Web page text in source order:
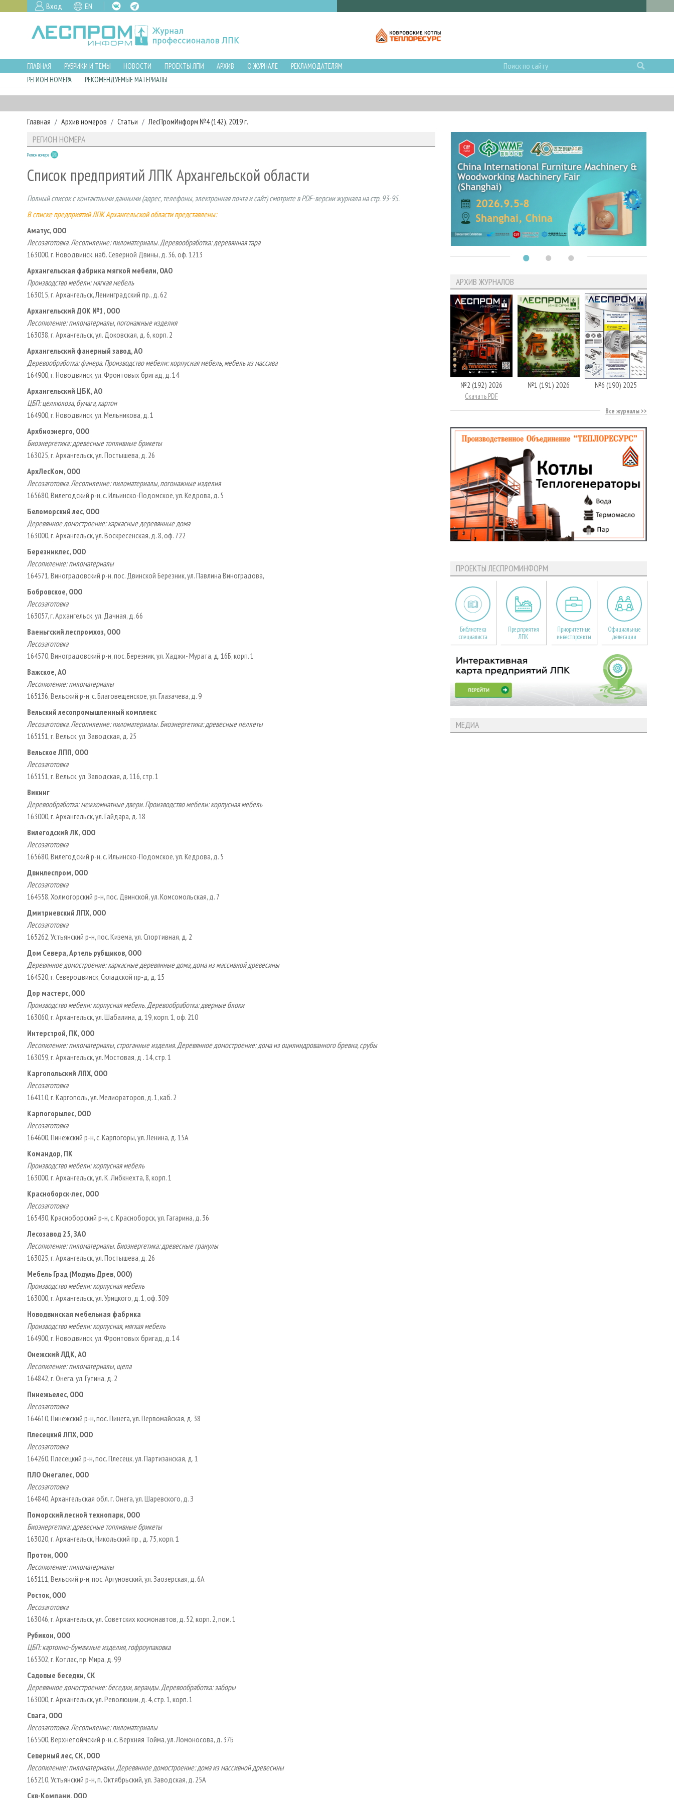
Вход EN
ГЛАВНАЯ РУБРИКИ И ТЕМЫ НОВОСТИ ПРОЕКТЫ ЛПИ АРХИВ О ЖУРНАЛЕ
РЕКЛАМОДАТЕЛЯМ
РЕГИОН НОМЕРА
РЕКОМЕНДУЕМЫЕ МАТЕРИАЛЫ
Главная Архив номеров Статьи ЛесПромИнформ №4 (142), 2019 г.
РЕГИОН НОМЕРА
Регион номера
Список предприятий ЛПК Архангельской области
Полный список с контактными данными (адрес, телефоны, электронная почта и сайт) смотрите вPDF-версии журналана стр. 93-95.
В списке предприятий ЛПК Архангельской области представлены:
Аматус, ООО
Лесозаготовка. Лесопиление: пиломатериалы. Деревообработка: деревянная тара
163000, г. Новодвинск, наб. Северной Двины, д. 36, оф. 1213
Архангельская фабрика мягкой мебели, ОАО
Производство мебели: мягкая мебель
163015, г. Архангельск, Ленинградский пр., д. 62
Архангельский ДОК №1, ООО
Лесопиление: пиломатериалы, погонажные изделия
163038, г. Архангельск, ул. Доковская, д. 6, корп. 2
Архангельский фанерный завод, АО
Деревообработка: фанера. Производство мебели: корпусная мебель, мебель из массива
164900, г. Новодвинск, ул. Фронтовых бригад, д. 14
Архангельский ЦБК, АО
ЦБП: целлюлоза, бумага, картон
164900, г. Новодвинск, ул. Мельникова, д. 1
Архбиоэнерго, ООО
Биоэнергетика: древесные топливные брикеты
163025, г. Архангельск, ул. Постышева, д. 26
АрхЛесКом, ООО
Лесозаготовка. Лесопиление: пиломатериалы, погонажные изделия
165680, Вилегодский р-н, с. Ильинско-Подомское, ул. Кедрова, д. 5
Беломорский лес, ООО
Деревянное домостроение: каркасные деревянные дома
163000, г. Архангельск, ул. Воскресенская, д. 8, оф. 722
Березниклес, ООО
Лесопиление: пиломатериалы
164571, Виноградовский р-н, пос. Двинской Березник, ул. Павлина Виноградова,
Бобровское, ООО
Лесозаготовка
163057, г. Архангельск, ул. Дачная, д. 66
Ваеньгский леспромхоз, ООО
Лесозаготовка
164570, Виноградовский р-н, пос. Березник, ул. Хаджи- Мурата, д. 16Б, корп. 1
Важское, АО
Лесопиление: пиломатериалы
165136, Вельский р-н, с. Благовещенское, ул. Глазачева, д. 9
Вельский лесопромышленный комплекс
Лесозаготовка. Лесопиление: пиломатериалы. Биоэнергетика: древесные пеллеты
165151, г. Вельск, ул. Заводская, д. 25
Вельское ЛПП, ООО
Лесозаготовка
165151, г. Вельск, ул. Заводская, д. 116, стр. 1
Викинг
Деревообработка: межкомнатные двери. Производство мебели: корпусная мебель
163000, г. Архангельск, ул. Гайдара, д. 18
Вилегодский ЛК, ООО
Лесозаготовка
165680, Вилегодский р-н, с. Ильинско-Подомское, ул. Кедрова, д. 5
Двинлеспром, ООО
Лесозаготовка
164558, Холмогорский р-н, пос. Двинской, ул. Комсомольская, д. 7
Дмитриевский ЛПХ, ООО
Лесозаготовка
165262, Устьянский р-н, пос. Кизема, ул. Спортивная, д. 2
Дом Севера, Артель рубщиков, ООО
Деревянное домостроение: каркасные деревянные дома, дома из массивной древесины
164520, г. Северодвинск, Складской пр-д, д. 15
Дор мастерс, ООО
Производство мебели: корпусная мебель. Деревообработка: дверные блоки
163060, г. Архангельск, ул. Шабалина, д. 19, корп. 1, оф. 210
Интерстрой, ПК, ООО
Лесопиление: пиломатериалы, строганные изделия. Деревянное домостроение: дома из оцилиндрованного бревна, срубы
163059, г. Архангельск, ул. Мостовая, д . 14, стр. 1
Каргопольский ЛПХ, ООО
Лесозаготовка
164110, г. Каргополь, ул. Мелиораторов, д. 1, каб. 2
Карпогорылес, ООО
Лесозаготовка
164600, Пинежский р-н, с. Карпогоры, ул. Ленина, д. 15А
Командор, ПК
Производство мебели: корпусная мебель
163000, г. Архангельск, ул. К. Либкнехта, 8, корп. 1
Красноборск-лес, ООО
Лесозаготовка
165430, Красноборский р-н, с. Красноборск, ул. Гагарина, д. 36
Лесозавод 25, ЗАО
Лесопиление: пиломатериалы. Биоэнергетика: древесные гранулы
163025, г. Архангельск, ул. Постышева, д. 26
Мебель Град (Модуль Древ, ООО)
Производство мебели: корпусная мебель
163000, г. Архангельск, ул. Урицкого, д. 1, оф. 309
Новодвинская мебельная фабрика
Производство мебели: корпусная, мягкая мебель
164900, г. Новодвинск, ул. Фронтовых бригад, д. 14
Онежский ЛДК, АО
Лесопиление: пиломатериалы, щепа
164842, г. Онега, ул. Гутина, д. 2
Пинежьелес, ООО
Лесозаготовка
164610, Пинежский р-н, пос. Пинега, ул. Первомайская, д. 38
Плесецкий ЛПХ, ООО
Лесозаготовка
164260, Плесецкий р-н, пос. Плесецк, ул. Партизанская, д. 1
ПЛО Онегалес, ООО
Лесозаготовка
164840, Архангельская обл. г. Онега, ул. Шаревского, д. З
Поморский лесной технопарк, ООО
Биоэнергетика: древесные топливные брикеты
163020, г. Архангельск, Никольский пр., д. 75, корп. 1
Протон, ООО
Лесопиление: пиломатериалы
165111, Вельский р-н, пос. Аргуновский, ул. Заозерская, д. 6А
Росток, ООО
Лесозаготовка
163046, г. Архангельск, ул. Советских космонавтов, д. 52, корп. 2, пом. 1
Рубикон, ООО
ЦБП: картонно-бумажные изделия, гофроупаковка
165302, г. Котлас, пр. Мира, д. 99
Садовые беседки, СК
Деревянное домостроение: беседки, веранды. Деревообработка: заборы
163000, г. Архангельск, ул. Революции, д. 4, стр. 1, корп. 1
Свага, ООО
Лесозаготовка. Лесопиление: пиломатериалы
165500, Верхнетоймский р-н, с. Верхняя Тойма, ул. Ломоносова, д. 37Б
Северный лес, СК, ООО
Лесопиление: пиломатериалы. Деревянное домостроение: дома из массивной древесины
165210, Устьянский р-н, п. Октябрьский, ул. Заводская, д. 25А
Скв-Компани, ООО
АРХИВ ЖУРНАЛОВ
№2 (192) 2026
Скачать PDF
№1 (191) 2026 №6 (190) 2025
Все журналы
ПРОЕКТЫ ЛЕСПРОМИНФОРМ
Библиотека
специалиста
Предприятия
ЛПК
Приоритетные
инвестпроекты
Официальные
делегации
МЕДИА